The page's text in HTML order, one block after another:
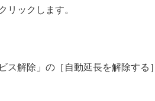
リックします。
ス解除」の［自動延長を解除す